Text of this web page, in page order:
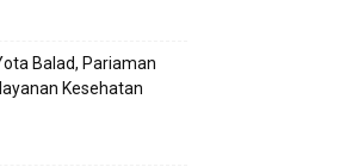
Balad, Pariaman
Kesehatan